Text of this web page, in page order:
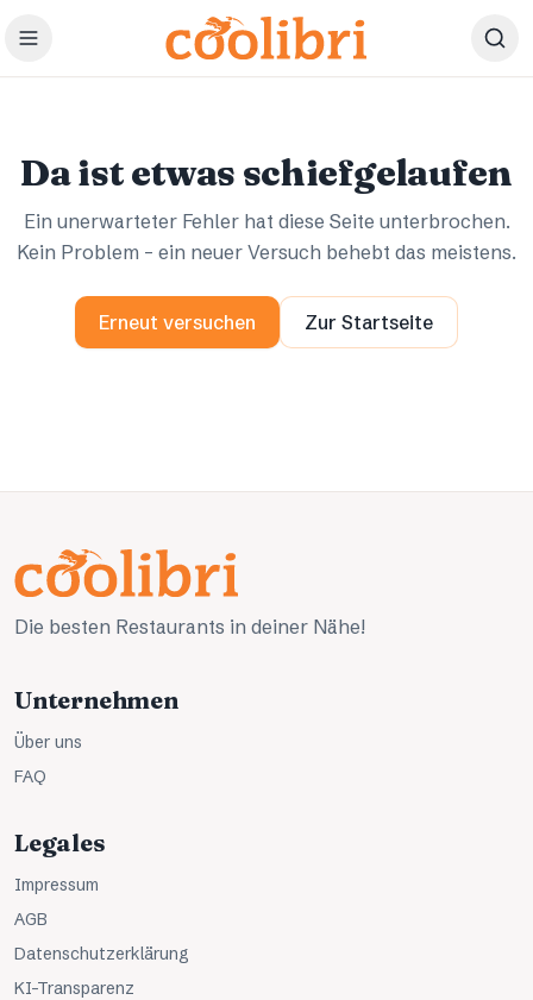
Zum Hauptinhalt springen
Da ist etwas schiefgelaufen
Ein unerwarteter Fehler hat diese Seite unterbrochen.
Kein Problem – ein neuer Versuch behebt das meistens.
Erneut versuchen Zur Startseite
Die besten Restaurants in deiner Nähe!
Unternehmen
Über uns
FAQ
Legales
Impressum
AGB
Datenschutzerklärung
KI-Transparenz